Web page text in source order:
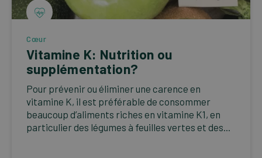
Cœur
Vitamine K: Nutrition ou
supplémentation?
Pour prévenir ou éliminer une carence en
vitamine K, il est préférable de consommer
beaucoup d’aliments riches en vitamine K1, en
particulier des légumes à feuilles vertes et des...